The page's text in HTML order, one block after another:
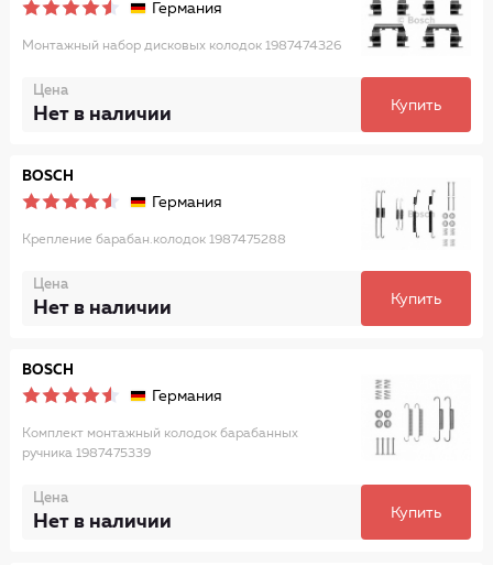
Германия
Монтажный набор дисковых колодок 1987474326
Цена
Нет в наличии Купить
BOSCH
Германия
Крепление барабан.колодок 1987475288
Цена
Нет в наличии Купить
BOSCH
Германия
Комплект монтажный колодок барабанных
ручника 1987475339
Цена
Нет в наличии Купить